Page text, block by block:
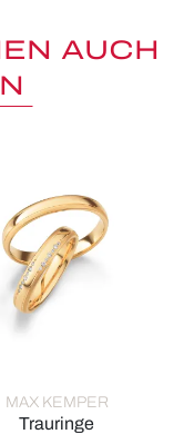
AUCH
MAX KEMPER
Trauringe